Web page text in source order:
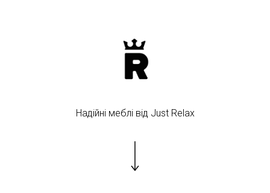
Надійні меблі від Just Relax